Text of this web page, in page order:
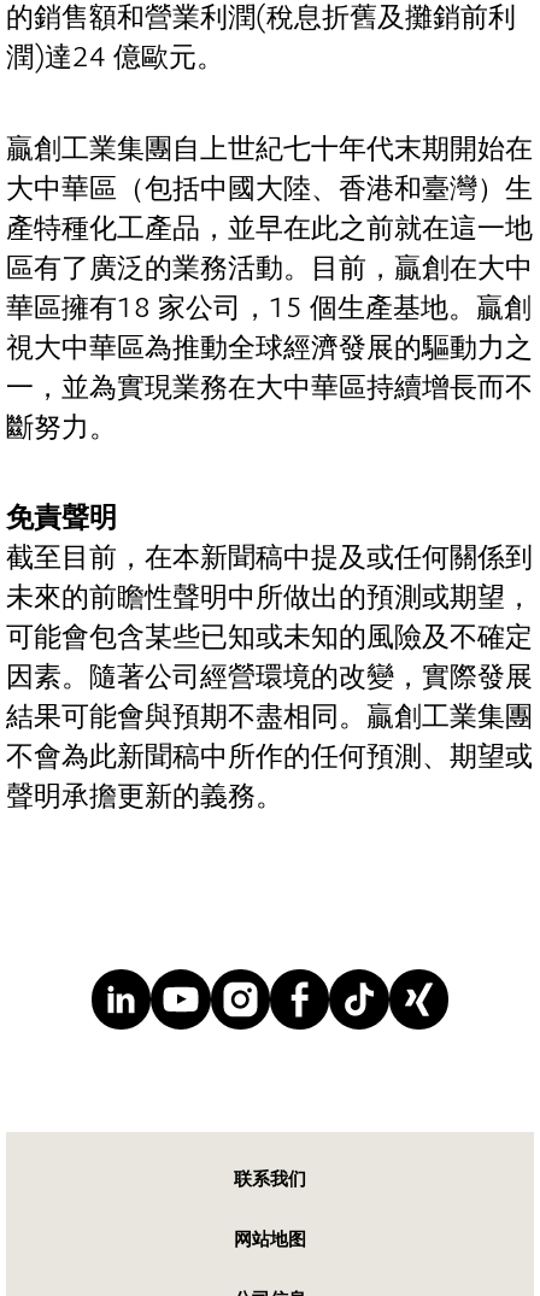
的銷售額和營業利潤(稅息折舊及攤銷前利
潤)達24 億歐元。
贏創工業集團自上世紀七十年代末期開始在
大中華區（包括中國大陸、香港和臺灣）生
產特種化工產品，並早在此之前就在這一地
區有了廣泛的業務活動。目前，贏創在大中
華區擁有18 家公司，15 個生產基地。贏創
視大中華區為推動全球經濟發展的驅動力之
一，並為實現業務在大中華區持續增長而不
斷努力。
免責聲明
截至目前，在本新聞稿中提及或任何關係到
未來的前瞻性聲明中所做出的預測或期望，
可能會包含某些已知或未知的風險及不確定
因素。隨著公司經營環境的改變，實際發展
結果可能會與預期不盡相同。贏創工業集團
不會為此新聞稿中所作的任何預測、期望或
聲明承擔更新的義務。
联系我们
网站地图